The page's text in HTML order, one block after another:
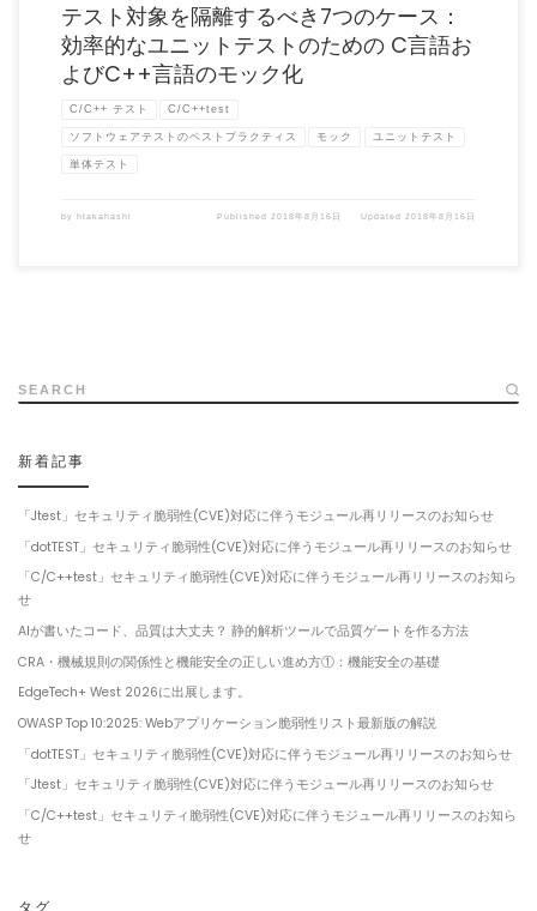
テスト対象を隔離するべき7つのケース：
効率的なユニットテストのための C言語お
よびC++言語のモック化
C/C++ テスト C/C++test
ソフトウェアテストのベストプラクティス モック ユニットテスト
単体テスト
by htakahashi Published 2018年8月16日 Updated 2018年8月16日
SEARCH
新着記事
「Jtest」セキュリティ脆弱性(CVE)対応に伴うモジュール再リリースのお知らせ
「dotTEST」セキュリティ脆弱性(CVE)対応に伴うモジュール再リリースのお知らせ
「C/C++test」セキュリティ脆弱性(CVE)対応に伴うモジュール再リリースのお知ら
せ
AIが書いたコード、品質は大丈夫？ 静的解析ツールで品質ゲートを作る方法
CRA・機械規則の関係性と機能安全の正しい進め方①：機能安全の基礎
EdgeTech+ West 2026に出展します。
OWASP Top 10:2025: Webアプリケーション脆弱性リスト最新版の解説
「dotTEST」セキュリティ脆弱性(CVE)対応に伴うモジュール再リリースのお知らせ
「Jtest」セキュリティ脆弱性(CVE)対応に伴うモジュール再リリースのお知らせ
「C/C++test」セキュリティ脆弱性(CVE)対応に伴うモジュール再リリースのお知ら
せ